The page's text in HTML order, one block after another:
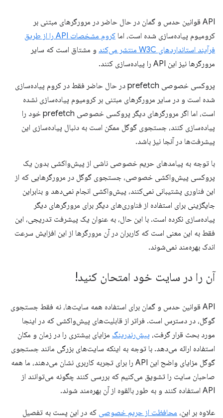
API قوانین حدس و گمان در حال حاضر در مرورگرهای مبتنی بر
کرومیوم پیاده‌سازی شده است، اما
کروم مشخصات API را از طریق
فرآیند استانداردهای W3C منتشر می‌کند
و مشتاق است که سایر
مرورگرها نیز این API را پیاده‌سازی کنند.
پروکسی خصوصی prefetch در حال حاضر فقط در کروم پیاده‌سازی
شده است و در سایر مرورگرهای مبتنی بر کرومیوم پیاده‌سازی نشده
است، اما اگر مرورگرهای دیگر پروکسی خصوصی prefetch خود را
پیاده‌سازی کنند، جستجوی گوگل ممکن است به دنبال پیاده‌سازی این
پیشرفت‌ها در آنجا نیز باشد.
با توجه به پیامدهای حریم خصوصی ناشی از پیش‌واکشی بدون یک
پروکسی پیش‌واکشی خصوصی، جستجوی گوگل در مرورگرهایی که از
این فناوری پشتیبانی نمی‌کنند، پیش‌واکشی انجام نمی‌دهد و بنابراین
جایگزینی برای استفاده از فناوری‌های دیگر برای مرورگرهای دیگر
پیاده‌سازی نکرده است. با این حال، به عنوان یک پیشرفت تدریجی، این
فقط به این معنی است که کاربران در آن مرورگرها از این افزایش سرعت
اندک بهره‌مند نمی‌شوند.
آن را در سایت خود امتحان کنید!
API قوانین حدس و گمان برای استفاده همه سایت‌ها، نه فقط جستجوی
گوگل، در دسترس است. فراتر از قابلیت‌های پیش‌واکشی که در اینجا
مورد بحث قرار گرفت، پیش‌رندرینگ مزایای بیشتری را در زمان و مکان
استفاده ارائه می‌دهد. با توجه به اینکه سایت‌های بزرگی مانند جستجوی
گوگل مزایای واضح این API را برای تجربه کاربری نشان می‌دهند، ما همه
صاحبان سایت را تشویق می‌کنیم که بررسی کنند چگونه می‌توانند از
API استفاده کنند و به طور بالقوه از آن بهره‌مند شوند.
علاوه بر این، محافظت از حریم خصوصی که در این پست به تفصیل